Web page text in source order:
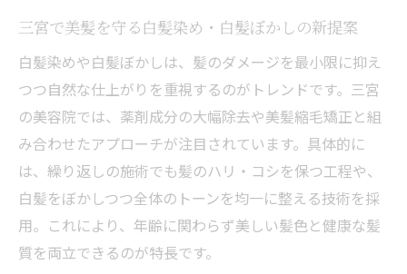
解説
頭皮と髪を守る過酸化水素の除去技術に注
目
カラー後の残臭カットが満足度に与える影
響
白髪ぼかしや美髪縮毛矯正に注目が集まる理由
美容院で白髪ぼかしが人気の理由と効果と
は
三宮で美髪を守る白髪染め・白髪ぼかしの新提案
白髪染めや白髪ぼかしは、髪のダメージを最小限に抑え
つつ自然な仕上がりを重視するのがトレンドです。三宮
の美容院では、薬剤成分の大幅除去や美髪縮毛矯正と組
み合わせたアプローチが注目されています。具体的に
は、繰り返しの施術でも髪のハリ・コシを保つ工程や、
白髪をぼかしつつ全体のトーンを均一に整える技術を採
用。これにより、年齢に関わらず美しい髪色と健康な髪
質を両立できるのが特長です。